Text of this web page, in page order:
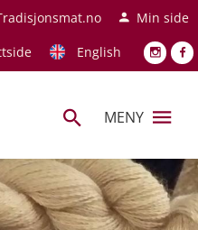
Min side
English
MENY